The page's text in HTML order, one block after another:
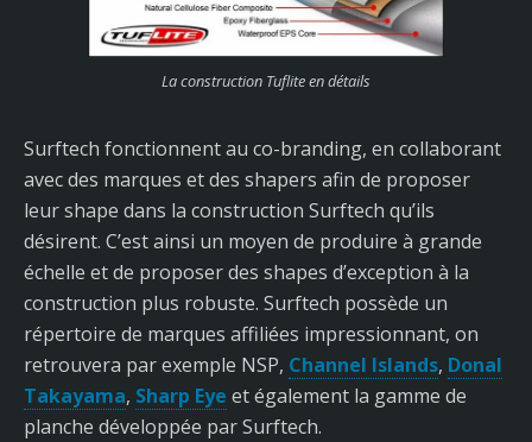
La construction Tuflite en détails
Surftech fonctionnent au co-branding, en collaborant
avec des marques et des shapers afin de proposer
leur shape dans la construction Surftech qu’ils
désirent. C’est ainsi un moyen de produire à grande
échelle et de proposer des shapes d’exception à la
construction plus robuste. Surftech possède un
répertoire de marques affiliées impressionnant, on
retrouvera par exemple NSP, Channel Islands, Donal
Takayama, Sharp Eye et également la gamme de
planche développée par Surftech.